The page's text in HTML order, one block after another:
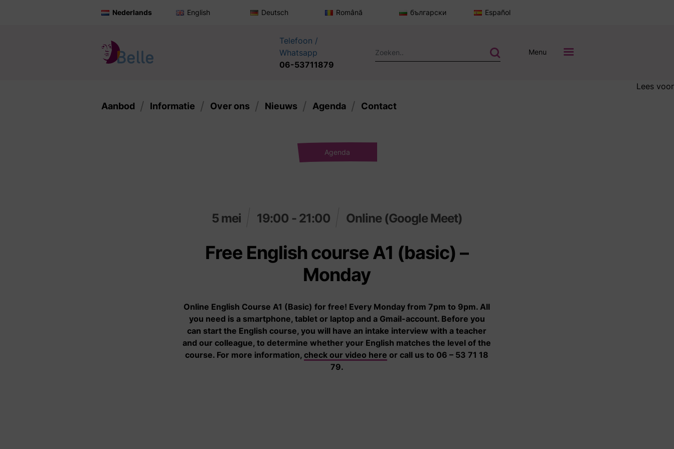
Lees voor
Informatie
sekswerk
Geldproblemen
Onder invloed van geweld
of dwang
Wie zijn wij
Nieuws
Onze organisatie
Voor
samenwerkingspartners
Nederlands English Deutsch Română български Español
Telefoon /
Whatsapp
06-53711879
Menu
Aanbod Informatie Over ons Nieuws Agenda Contact
Agenda
5 mei 19:00 - 21:00 Online (Google Meet)
Free English course A1 (basic) –
Monday
Online English Course A1 (Basic) for free! Every Monday from 7pm to 9pm. All
you need is a smartphone, tablet or laptop and a Gmail-account. Before you
can start the English course, you will have an intake interview with a teacher
and our colleague, to determine whether your English matches the level of the
course. For more information,check our video here or call us to 06 – 53 71 18
79.